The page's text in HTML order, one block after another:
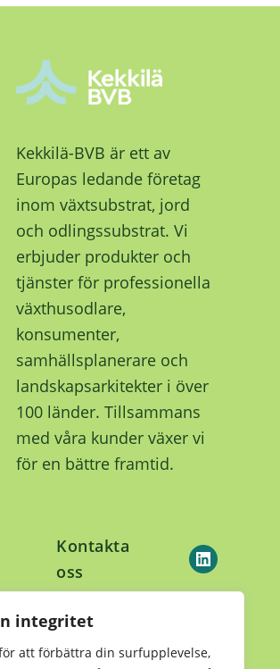
integritet
att förbättra din surfupplevelse,
Kekkilä-BVB är ett av
Europas ledande företag
inom växtsubstrat, jord
och odlingssubstrat. Vi
erbjuder produkter och
tjänster för professionella
växthusodlare,
konsumenter,
samhällsplanerare och
landskapsarkitekter i över
100 länder. Tillsammans
med våra kunder växer vi
för en bättre framtid.
Kontakta
oss
•Integritetsmeddelande